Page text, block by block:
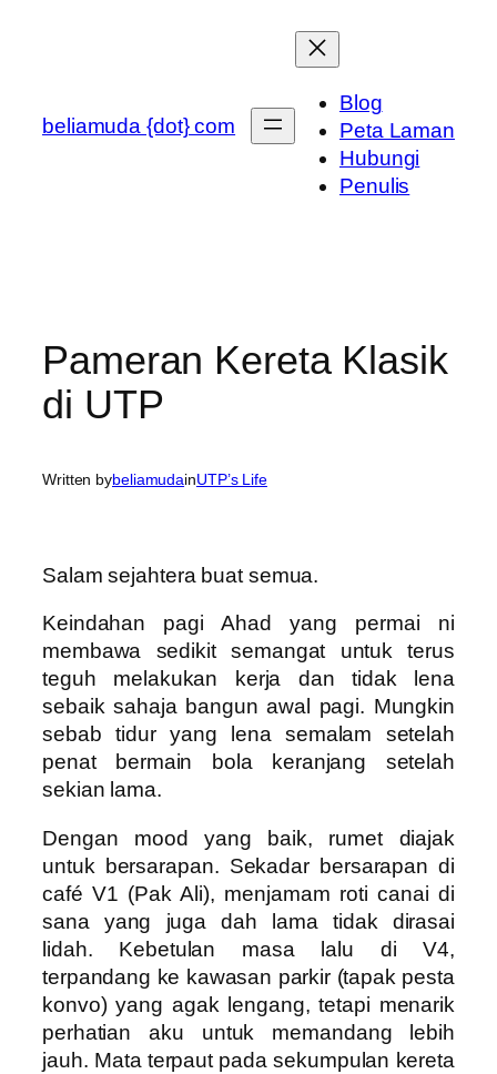
beliamuda {dot} com
Blog
Peta Laman
Hubungi
Penulis
Pameran Kereta Klasik
di UTP
Written bybeliamudainUTP’s Life
Salam sejahtera buat semua.
Keindahan pagi Ahad yang permai ni
membawa sedikit semangat untuk terus
teguh melakukan kerja dan tidak lena
sebaik sahaja bangun awal pagi. Mungkin
sebab tidur yang lena semalam setelah
penat bermain bola keranjang setelah
sekian lama.
Dengan mood yang baik, rumet diajak
untuk bersarapan. Sekadar bersarapan di
café V1 (Pak Ali), menjamam roti canai di
sana yang juga dah lama tidak dirasai
lidah. Kebetulan masa lalu di V4,
terpandang ke kawasan parkir (tapak pesta
konvo) yang agak lengang, tetapi menarik
perhatian aku untuk memandang lebih
jauh. Mata terpaut pada sekumpulan kereta